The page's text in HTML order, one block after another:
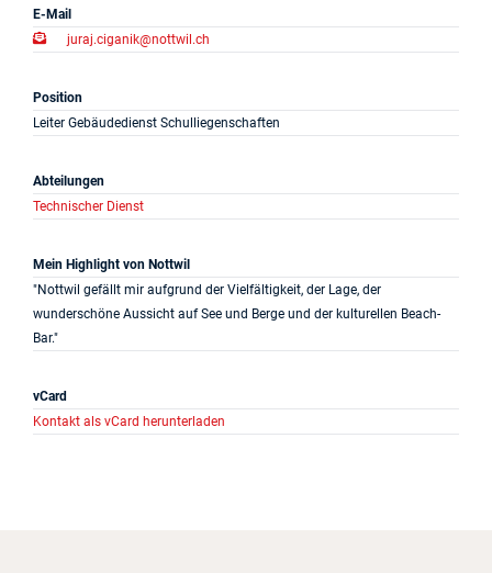
E-Mail
juraj.ciganik@nottwil.ch
Position
Leiter Gebäudedienst Schulliegenschaften
Abteilungen
Technischer Dienst
Mein Highlight von Nottwil
"Nottwil gefällt mir aufgrund der Vielfältigkeit, der Lage, der
wunderschöne Aussicht auf See und Berge und der kulturellen Beach-
Bar."
vCard
Kontakt als vCard herunterladen